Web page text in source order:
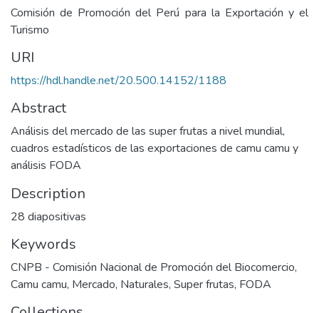
Comisión de Promoción del Perú para la Exportación y el
Turismo
URI
https://hdl.handle.net/20.500.14152/1188
Abstract
Análisis del mercado de las super frutas a nivel mundial,
cuadros estadísticos de las exportaciones de camu camu y
análisis FODA
Description
28 diapositivas
Keywords
CNPB - Comisión Nacional de Promoción del Biocomercio,
Camu camu, Mercado, Naturales, Super frutas, FODA